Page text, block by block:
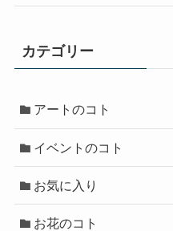
カテゴリー
アートのコト
イベントのコト
お気に入り
お花のコト